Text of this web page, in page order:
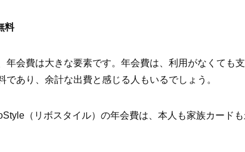
料
年会費は大きな要素です。年会費は、利用がなくても
であり、余計な出費と感じる人もいるでしょう。
（リボスタイル）の年会費は、本人も家族カード